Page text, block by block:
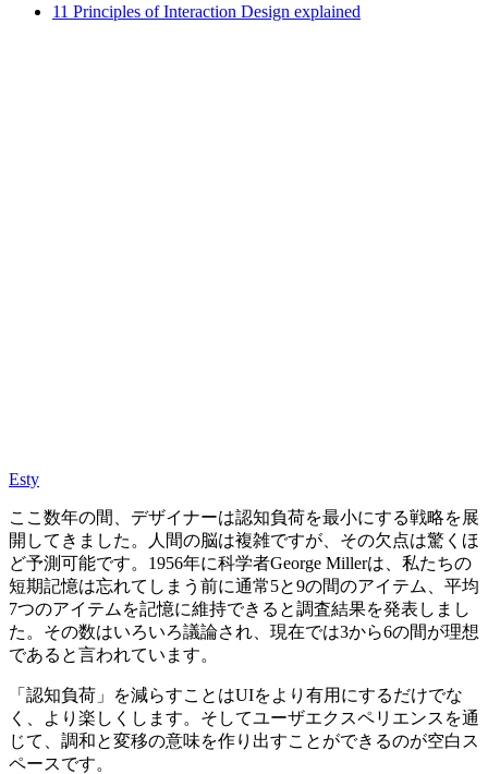
11 Principles of Interaction Design explained
Esty
ここ数年の間、デザイナーは認知負荷を最小にする戦略を展
開してきました。人間の脳は複雑ですが、その欠点は驚くほ
ど予測可能です。1956年に科学者George Millerは、私たちの
短期記憶は忘れてしまう前に通常5と9の間のアイテム、平均
7つのアイテムを記憶に維持できると調査結果を発表しまし
た。その数はいろいろ議論され、現在では3から6の間が理想
であると言われています。
「認知負荷」を減らすことはUIをより有用にするだけでな
く、より楽しくします。そしてユーザエクスペリエンスを通
じて、調和と変移の意味を作り出すことができるのが空白ス
ペースです。